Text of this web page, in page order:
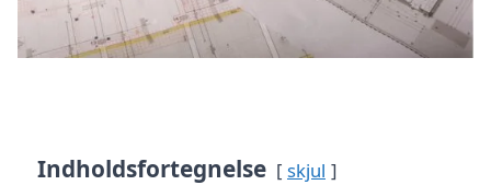
Indholdsfortegnelse skjul